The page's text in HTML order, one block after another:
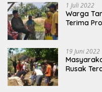
1 Juli 2022
Warga
Terima
19 Juni 2022
Rusak